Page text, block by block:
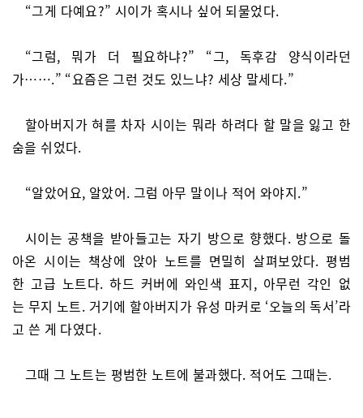
“그게 다예요?” 시이가 혹시나 싶어 되물었다.
“그럼, 뭐가 더 필요하냐?” “그, 독후감 양식이라던
가…….” “요즘은 그런 것도 있느냐? 세상 말세다.”
할아버지가 혀를 차자 시이는 뭐라 하려다 할 말을 잃고 한
숨을 쉬었다.
“알았어요, 알았어. 그럼 아무 말이나 적어 와야지.”
시이는 공책을 받아들고는 자기 방으로 향했다. 방으로 돌
아온 시이는 책상에 앉아 노트를 면밀히 살펴보았다. 평범
한 고급 노트다. 하드 커버에 와인색 표지, 아무런 각인 없
는 무지 노트. 거기에 할아버지가 유성 마커로 ‘오늘의 독서’라
고 쓴 게 다였다.
그때 그 노트는 평범한 노트에 불과했다. 적어도 그때는.